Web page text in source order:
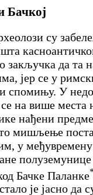
Бачкој
су
закључка да та
јер се у
спомињу. У
на више места
нађени
мишљење
у
Бачке Паланке
је јасно да